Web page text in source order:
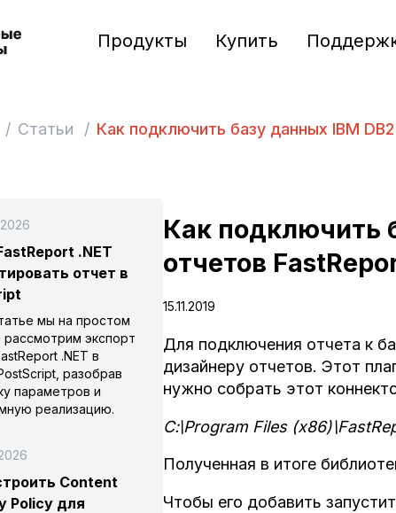
Продукты Купить
/ Статьи / Как подключить базу данных IBM
Как подключить
отчетов
15.11.2019
Для подключения отчета к
дизайнеру отчетов. Этот
нужно собрать этот
С:\Program Files
Полученная в итоге
Чтобы его добавить
.NET
отчет в
мы на простом
экспорт
.NET в
разобрав
параметров и
реализацию.
Content
Policy для